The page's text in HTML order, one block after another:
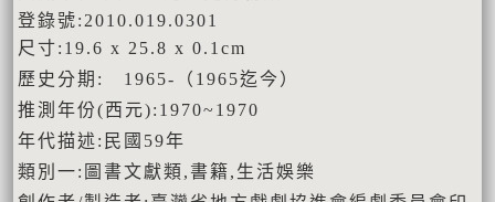
登錄號:2010.019.0301
尺寸:19.6 x 25.8 x 0.1cm
歷史分期: 1965-（1965迄今）
推測年份(西元):1970~1970
年代描述:民國59年
類別一:圖書文獻類,書籍,生活娛樂